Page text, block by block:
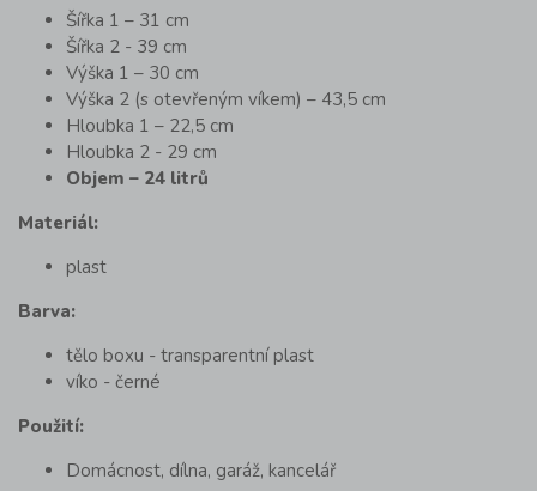
Šířka 1 – 31 cm
Šířka 2 - 39 cm
Výška 1 – 30 cm
Výška 2 (s otevřeným víkem) – 43,5 cm
Hloubka 1 – 22,5 cm
Hloubka 2 - 29 cm
Objem – 24 litrů
Materiál:
plast
Barva:
tělo boxu - transparentní plast
víko - černé
Použití:
Domácnost, dílna, garáž, kancelář